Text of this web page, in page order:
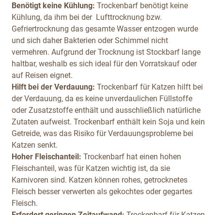
Benötigt keine Kühlung: Trockenbarf benötigt keine
Kühlung, da ihm bei der Lufttrocknung bzw.
Gefriertrocknung das gesamte Wasser entzogen wurde
und sich daher Bakterien oder Schimmel nicht
vermehren. Aufgrund der Trocknung ist Stockbarf lange
haltbar, weshalb es sich ideal für den Vorratskauf oder
auf Reisen eignet.
Hilft bei der Verdauung: Trockenbarf für Katzen hilft bei
der Verdauung, da es keine unverdaulichen Füllstoffe
oder Zusatzstoffe enthält und ausschließlich natürliche
Zutaten aufweist. Trockenbarf enthält kein Soja und kein
Getreide, was das Risiko für Verdauungsprobleme bei
Katzen senkt.
Hoher Fleischanteil: Trockenbarf hat einen hohen
Fleischanteil, was für Katzen wichtig ist, da sie
Karnivoren sind. Katzen können rohes, getrocknetes
Fleisch besser verwerten als gekochtes oder gegartes
Fleisch.